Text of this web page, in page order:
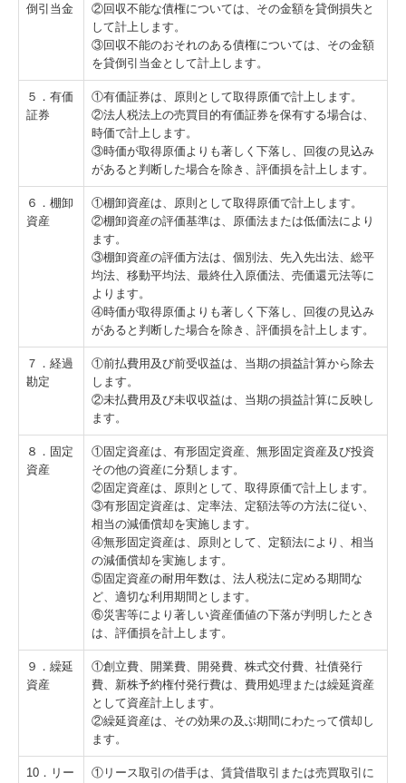
倒引当金
②回収不能な債権については、その金額を貸倒損失と
して計上します。
③回収不能のおそれのある債権については、その金額
を貸倒引当金として計上します。
５．有価
証券
①有価証券は、原則として取得原価で計上します。
②法人税法上の売買目的有価証券を保有する場合は、
時価で計上します。
③時価が取得原価よりも著しく下落し、回復の見込み
があると判断した場合を除き、評価損を計上します。
６．棚卸
資産
①棚卸資産は、原則として取得原価で計上します。
②棚卸資産の評価基準は、原価法または低価法により
ます。
③棚卸資産の評価方法は、個別法、先入先出法、総平
均法、移動平均法、最終仕入原価法、売価還元法等に
よります。
④時価が取得原価よりも著しく下落し、回復の見込み
があると判断した場合を除き、評価損を計上します。
７．経過
勘定
①前払費用及び前受収益は、当期の損益計算から除去
します。
②未払費用及び未収収益は、当期の損益計算に反映し
ます。
８．固定
資産
①固定資産は、有形固定資産、無形固定資産及び投資
その他の資産に分類します。
②固定資産は、原則として、取得原価で計上します。
③有形固定資産は、定率法、定額法等の方法に従い、
相当の減価償却を実施します。
④無形固定資産は、原則として、定額法により、相当
の減価償却を実施します。
⑤固定資産の耐用年数は、法人税法に定める期間な
ど、適切な利用期間とします。
⑥災害等により著しい資産価値の下落が判明したとき
は、評価損を計上します。
９．繰延
資産
①創立費、開業費、開発費、株式交付費、社債発行
費、新株予約権付発行費は、費用処理または繰延資産
として資産計上します。
②繰延資産は、その効果の及ぶ期間にわたって償却し
ます。
10．リー ①リース取引の借手は、賃貸借取引または売買取引に